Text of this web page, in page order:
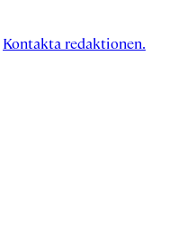
Kontakta redaktionen.